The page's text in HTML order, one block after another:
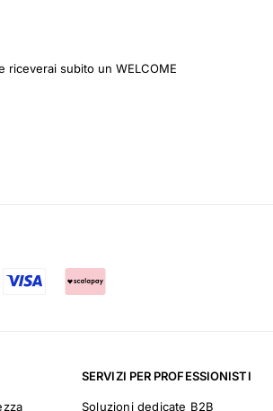
riceverai subito un WELCOME
SERVIZI PER PROFESSIONISTI
Soluzioni dedicate B2B